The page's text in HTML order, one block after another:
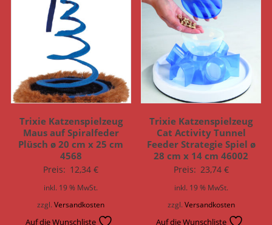
Trixie Katzenspielzeug
Maus auf Spiralfeder
Plüsch ø 20 cm x 25 cm
4568
Preis: 12,34€
inkl. 19 % MwSt.
zzgl.Versandkosten
Auf die Wunschliste
Trixie Katzenspielzeug
Cat Activity Tunnel
Feeder Strategie Spiel ø
28 cm x 14 cm 46002
Preis: 23,74 €
inkl. 19 % MwSt.
zzgl. Versandkosten
Auf die Wunschliste